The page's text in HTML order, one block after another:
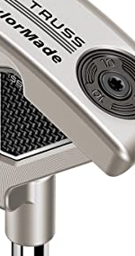
ロークへの影
背景
ー23の特徴
す悩み解決策
シャフ